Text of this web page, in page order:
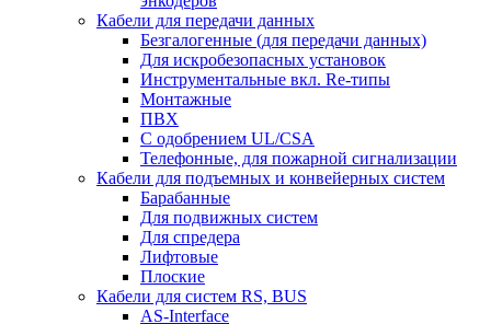
Кабели для передачи данных
Безгалогенные (для передачи данных)
Для искробезопасных установок
Инструментальные вкл. Re-типы
Монтажные
ПВХ
С одобрением UL/CSA
Телефонные, для пожарной сигнализации
Кабели для подъемных и конвейерных систем
Барабанные
Для подвижных систем
Для спредера
Лифтовые
Плоские
Кабели для систем RS, BUS
AS-Interface